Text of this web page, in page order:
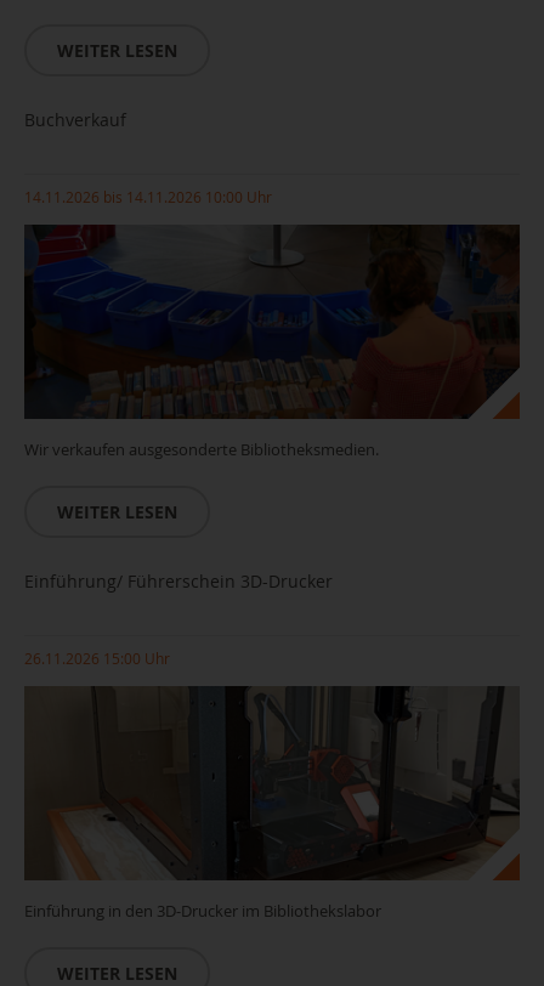
WEITER LESEN
Buchverkauf
14.11.2026 bis 14.11.2026 10:00 Uhr
Wir verkaufen ausgesonderte Bibliotheksmedien.
WEITER LESEN
Einführung/ Führerschein 3D-Drucker
26.11.2026 15:00 Uhr
Einführung in den 3D-Drucker im Bibliothekslabor
WEITER LESEN